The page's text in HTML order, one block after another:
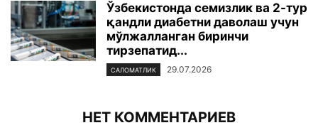
Ўзбекистонда семизлик ва 2-тур
қандли диабетни даволаш учун
мўлжалланган биринчи
тирзепатид...
САЛОМАТЛИК 29.07.2026
НЕТ КОММЕНТАРИЕВ